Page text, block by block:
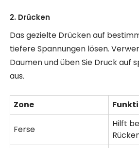
2. Drücken
Das gezielte Drücken auf
tiefere Spannungen lösen.
Daumen und üben Sie Druck auf
aus.
Zone
Ferse
Hilft